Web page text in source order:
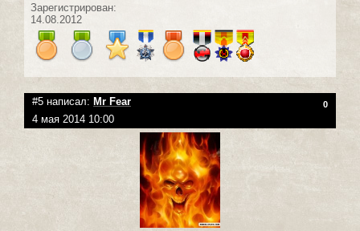
Зарегистрирован:
14.08.2012
#5 написал: Мr Fear 0
4 мая 2014 10:00